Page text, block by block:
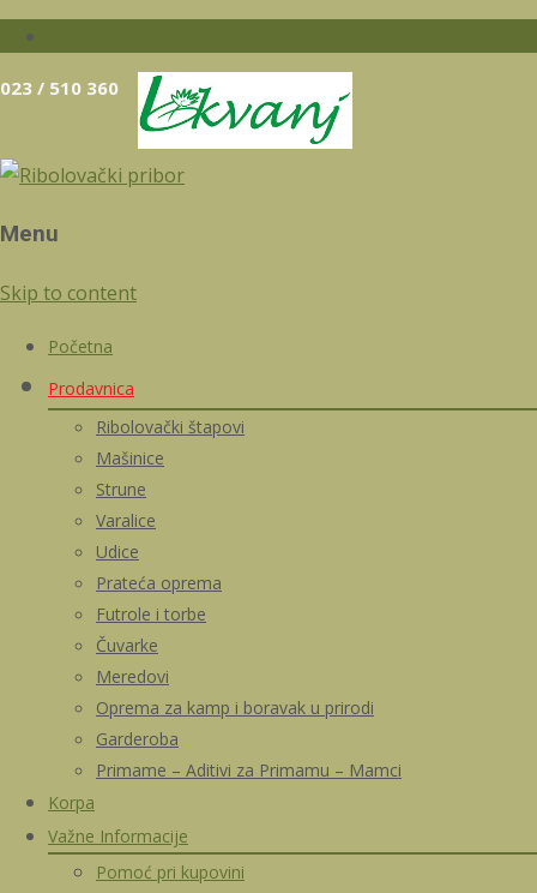
023 / 510 360
Menu
Skip to content
Početna
Prodavnica
Ribolovački štapovi
Mašinice
Strune
Varalice
Udice
Prateća oprema
Futrole i torbe
Čuvarke
Meredovi
Oprema za kamp i boravak u prirodi
Garderoba
Primame – Aditivi za Primamu – Mamci
Korpa
Važne Informacije
Pomoć pri kupovini